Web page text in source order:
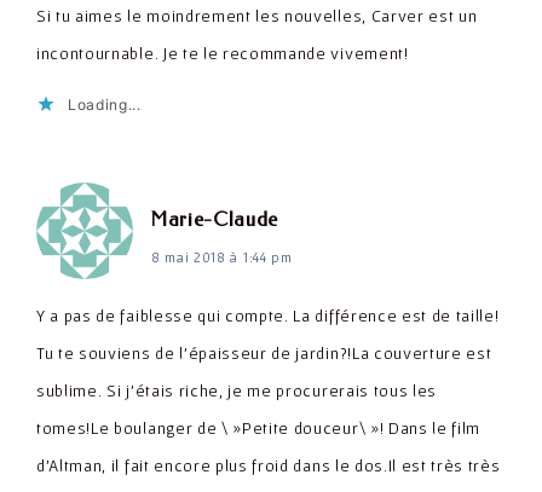
Si tu aimes le moindrement les nouvelles, Carver est un
incontournable. Je te le recommande vivement!
Loading...
Marie-Claudedit :
8 mai 2018 à 1:44 pm
Y a pas de faiblesse qui compte. La différence est de taille!
Tu te souviens de l'épaisseur de jardin?!La couverture est
sublime. Si j'étais riche, je me procurerais tous les
tomes!Le boulanger de \ »Petite douceur\ »! Dans le film
d'Altman, il fait encore plus froid dans le dos.Il est très très